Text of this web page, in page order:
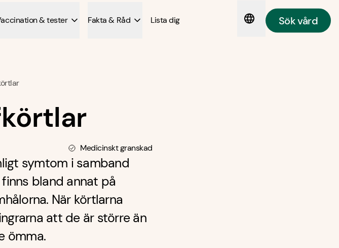
& tester Fakta & Råd Lista dig Sök vård
Medicinskt granskad
symtom i samband
bland annat på
När körtlarna
att de är större än
ömma.